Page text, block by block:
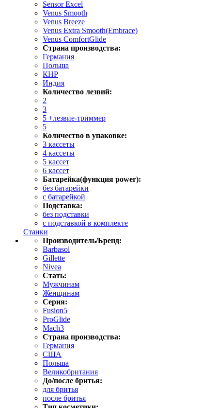
Sensor Excel
Venus Smooth
Venus Breeze
Venus Extra Smooth(Embrace)
Venus ComfortGlide
Страна производства:
Германия
Польша
КНР
Индия
Количество лезвий:
2
3
5 +лезвие-триммер
5
Количество в упаковке:
3 кассеты
4 кассеты
5 кассет
6 кассет
Батарейка(функция power):
без батарейки
с батарейкой
Подставка:
без подставки
с подставкой в комплекте
Станки
Производитель/Бренд:
Barbasol
Gillette
Nivea
Стать:
Мужчинам
Женщинам
Серия:
Fusion5
ProGlide
Mach3
Страна производства:
Германия
США
Польша
Великобритания
До/после бритья:
для бритья
после бритья